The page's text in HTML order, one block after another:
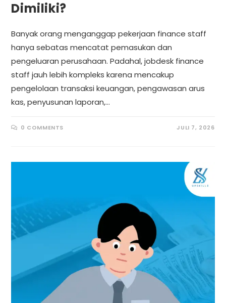
Dimiliki?
Banyak orang menganggap pekerjaan finance staff
hanya sebatas mencatat pemasukan dan
pengeluaran perusahaan. Padahal, jobdesk finance
staff jauh lebih kompleks karena mencakup
pengelolaan transaksi keuangan, pengawasan arus
kas, penyusunan laporan,…
0 COMMENTS JULI 7, 2026